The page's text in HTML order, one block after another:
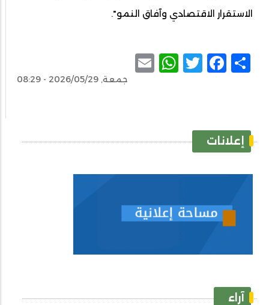
الاستقرار الاقتصادي وآفاق النمو".
Share
Facebook
Twitter
WhatsApp
جمعة, 2026/05/29 - 08:29
إعلانات
آراء